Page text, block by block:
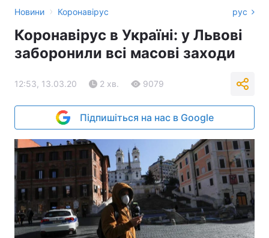
Новини › Коронавірус рус
Коронавірус в Україні: у Львові
заборонили всі масові заходи
12:53, 13.03.20 2 хв. 9079
Підпишіться на нас в Google